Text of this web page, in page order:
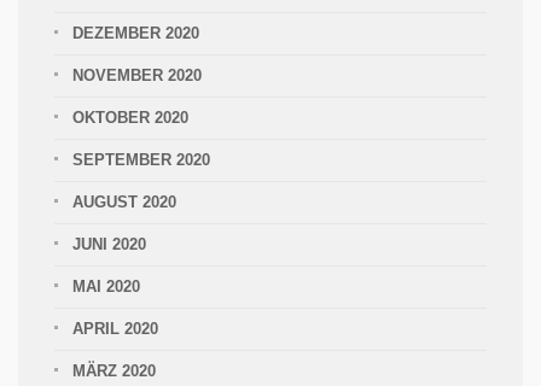
DEZEMBER 2020
NOVEMBER 2020
OKTOBER 2020
SEPTEMBER 2020
AUGUST 2020
JUNI 2020
MAI 2020
APRIL 2020
MÄRZ 2020